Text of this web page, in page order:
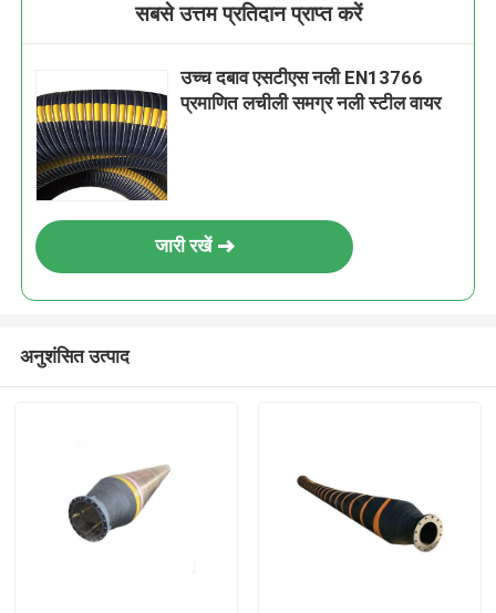
सबसे उत्तम प्रतिदान प्राप्त करें
उच्च दबाव एसटीएस नली EN13766
प्रमाणित लचीली समग्र नली स्टील वायर
जारी रखें
अनुशंसित उत्पाद